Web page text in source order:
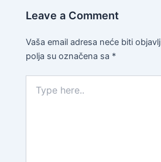
Leave a Comment
Vaša email adresa neće biti
polja su označena sa *
here..